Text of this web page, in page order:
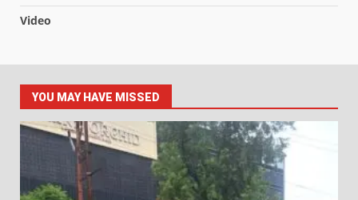
Video
YOU MAY HAVE MISSED